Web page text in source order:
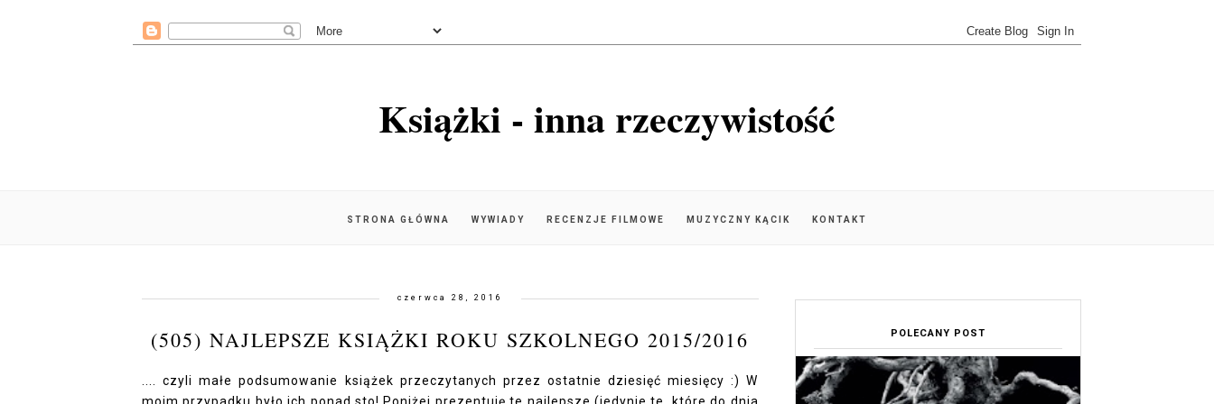
Książki - inna rzeczywistość
STRONA GŁÓWNA WYWIADY RECENZJE FILMOWE MUZYCZNY KĄCIK KONTAKT
czerwca 28, 2016
(505) NAJLEPSZE KSIĄŻKI ROKU SZKOLNEGO 2015/2016
.... czyli małe podsumowanie książek przeczytanych przez ostatnie dziesięć miesięcy :) W
POLECANY POST